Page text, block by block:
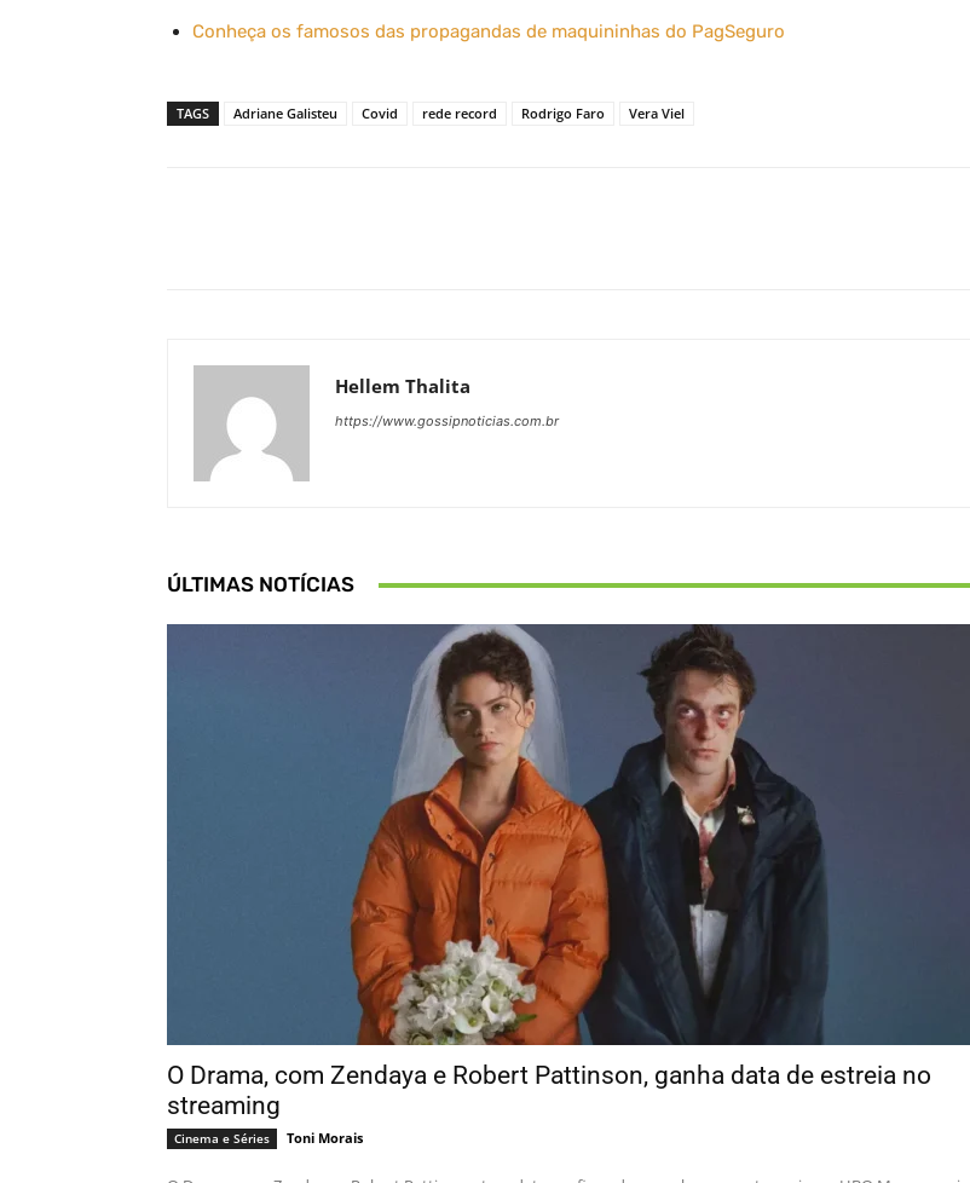
Conheça os famosos das propagandas de maquininhas do PagSeguro
TAGS Adriane Galisteu Covid rede record Rodrigo Faro Vera Viel
Hellem Thalita
https://www.gossipnoticias.com.br
ÚLTIMAS NOTÍCIAS
O Drama, com Zendaya e Robert Pattinson, ganha data de estreia no
streaming
Cinema e Séries Toni Morais